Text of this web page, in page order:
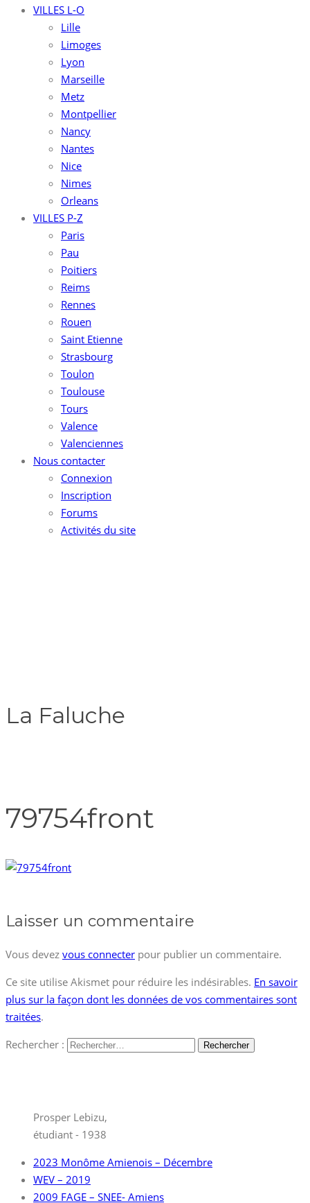
VILLES L-O
Lille
Limoges
Lyon
Marseille
Metz
Montpellier
Nancy
Nantes
Nice
Nimes
Orleans
VILLES P-Z
Paris
Pau
Poitiers
Reims
Rennes
Rouen
Saint Etienne
Strasbourg
Toulon
Toulouse
Tours
Valence
Valenciennes
Nous contacter
Connexion
Inscription
Forums
Activités du site
La Faluche
79754front
Laisser un commentaire
Vous devez vous connecter pour publier un commentaire.
Ce site utilise Akismet pour réduire les indésirables. En savoir
plus sur la façon dont les données de vos commentaires sont
traitées.
Rechercher :
Prosper Lebizu,
étudiant - 1938
2023 Monôme Amienois – Décembre
WEV – 2019
2009 FAGE – SNEE- Amiens